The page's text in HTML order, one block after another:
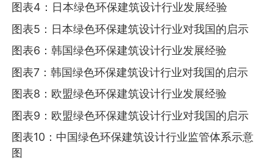
图表4：日本绿色环保建筑设计行业发展经验
图表5：日本绿色环保建筑设计行业对我国的启示
图表6：韩国绿色环保建筑设计行业发展经验
图表7：韩国绿色环保建筑设计行业对我国的启示
图表8：欧盟绿色环保建筑设计行业发展经验
图表9：欧盟绿色环保建筑设计行业对我国的启示
图表10：中国绿色环保建筑设计行业监管体系示意
图